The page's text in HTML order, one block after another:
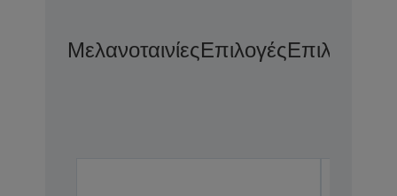
ΜελανοταινίεςΕπιλογέςΕπιλογές